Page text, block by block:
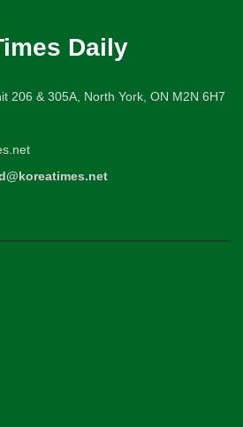
Daily
206 & 305A, North York, ON M2N 6H7